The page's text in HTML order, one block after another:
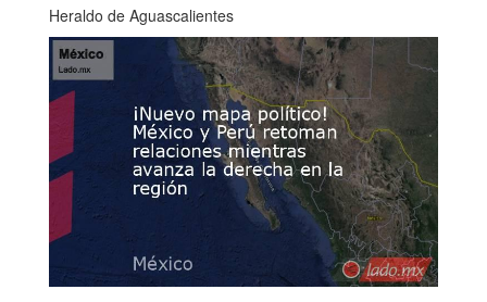
Heraldo de Aguascalientes